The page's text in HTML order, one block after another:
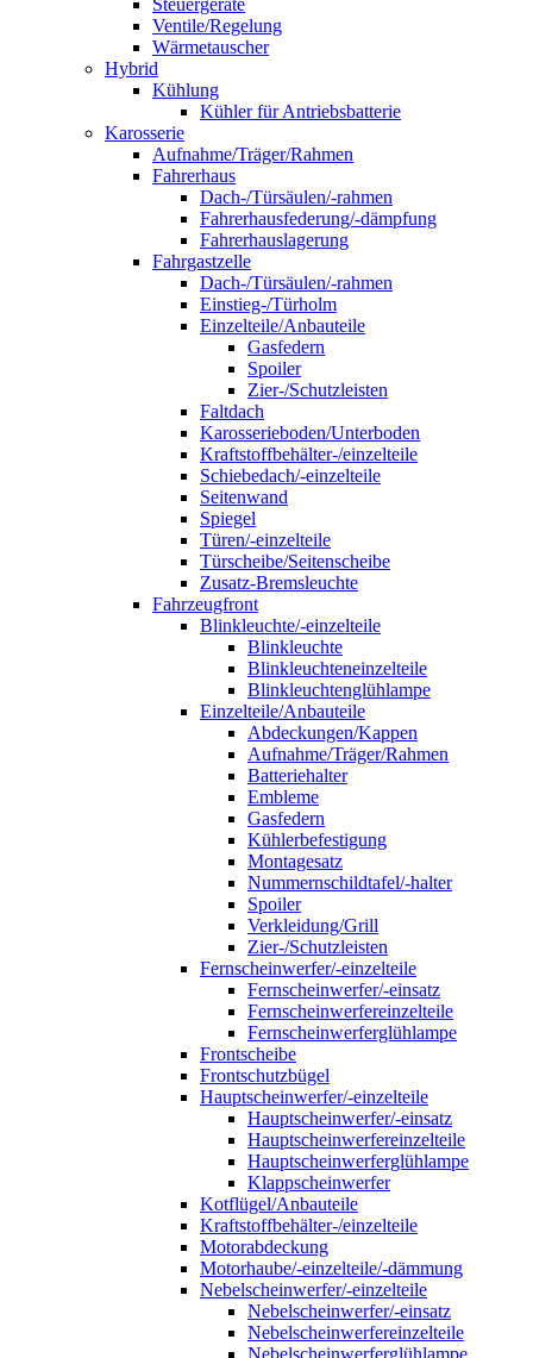
Steuergeräte
Ventile/Regelung
Wärmetauscher
Hybrid
Kühlung
Kühler für Antriebsbatterie
Karosserie
Aufnahme/Träger/Rahmen
Fahrerhaus
Dach-/Türsäulen/-rahmen
Fahrerhausfederung/-dämpfung
Fahrerhauslagerung
Fahrgastzelle
Dach-/Türsäulen/-rahmen
Einstieg-/Türholm
Einzelteile/Anbauteile
Gasfedern
Spoiler
Zier-/Schutzleisten
Faltdach
Karosserieboden/Unterboden
Kraftstoffbehälter-/einzelteile
Schiebedach/-einzelteile
Seitenwand
Spiegel
Türen/-einzelteile
Türscheibe/Seitenscheibe
Zusatz-Bremsleuchte
Fahrzeugfront
Blinkleuchte/-einzelteile
Blinkleuchte
Blinkleuchteneinzelteile
Blinkleuchtenglühlampe
Einzelteile/Anbauteile
Abdeckungen/Kappen
Aufnahme/Träger/Rahmen
Batteriehalter
Embleme
Gasfedern
Kühlerbefestigung
Montagesatz
Nummernschildtafel/-halter
Spoiler
Verkleidung/Grill
Zier-/Schutzleisten
Fernscheinwerfer/-einzelteile
Fernscheinwerfer/-einsatz
Fernscheinwerfereinzelteile
Fernscheinwerferglühlampe
Frontscheibe
Frontschutzbügel
Hauptscheinwerfer/-einzelteile
Hauptscheinwerfer/-einsatz
Hauptscheinwerfereinzelteile
Hauptscheinwerferglühlampe
Klappscheinwerfer
Kotflügel/Anbauteile
Kraftstoffbehälter-/einzelteile
Motorabdeckung
Motorhaube/-einzelteile/-dämmung
Nebelscheinwerfer/-einzelteile
Nebelscheinwerfer/-einsatz
Nebelscheinwerfereinzelteile
Nebelscheinwerferglühlampe